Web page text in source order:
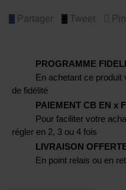
Partager Tweet
PROGRAMME
En achetant ce
de fidélité
PAIEMENT CB EN x
Pour faciliter votre
régler en 2, 3 ou 4 fois
LIVRAISON
En point relais ou en